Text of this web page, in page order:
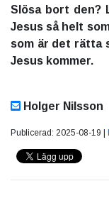
Slösa bort den?
Jesus så helt
som är det rätta
Jesus kommer.
Holger Nilsson
Publicerad: 2025-08-19 |